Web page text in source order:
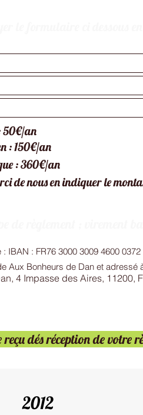
50€/an
: 150€/an
: 360€/an
de nous en indiquer le
IBAN : FR76 3000 3009 4600
Aux Bonheurs de Dan et adressé
4 Impasse des Aires, 11200,
reçu dés réception de votre
2012